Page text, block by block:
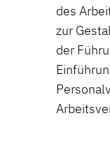
des
zur
der